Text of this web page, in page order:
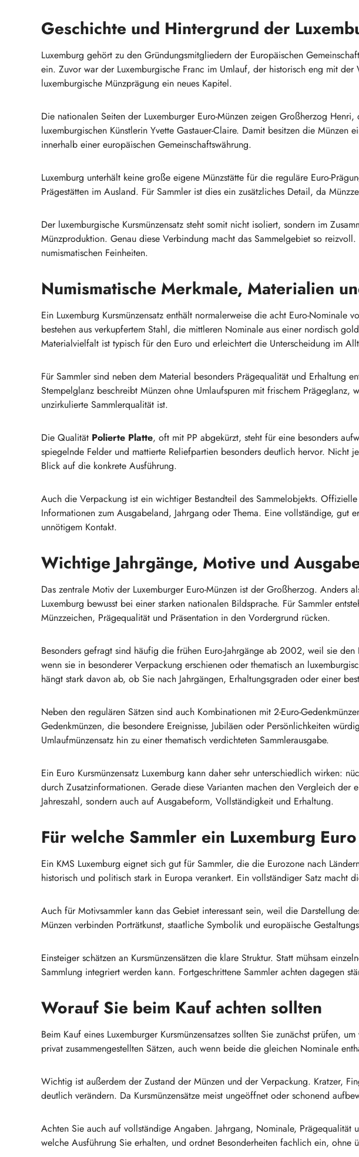
Geschichte und Hintergrund der
Luxemburg gehört zu den Gründungsmitgliedern der Europäischen
ein. Zuvor war der Luxemburgische Franc im Umlauf, der historisch eng mit
luxemburgische Münzprägung ein neues Kapitel.
Die nationalen Seiten der Luxemburger Euro-Münzen zeigen Großherzog
luxemburgischen Künstlerin Yvette Gastauer-Claire. Damit besitzen die
innerhalb einer europäischen Gemeinschaftswährung.
Luxemburg unterhält keine große eigene Münzstätte für die reguläre Euro-
Prägestätten im Ausland. Für Sammler ist dies ein zusätzliches Detail, da
Der luxemburgische Kursmünzensatz steht somit nicht isoliert, sondern im
Münzproduktion. Genau diese Verbindung macht das Sammelgebiet so
numismatischen Feinheiten.
Numismatische Merkmale, Materialien
Ein Luxemburg Kursmünzensatz enthält normalerweise die acht Euro-
bestehen aus verkupfertem Stahl, die mittleren Nominale aus einer nordisch
Materialvielfalt ist typisch für den Euro und erleichtert die Unterscheidung im
Für Sammler sind neben dem Material besonders Prägequalität und Erhaltung
Stempelglanz beschreibt Münzen ohne Umlaufspuren mit frischem Prägeglanz,
unzirkulierte Sammlerqualität ist.
Die Qualität Polierte Platte, oft mit PP abgekürzt, steht für eine besonders
spiegelnde Felder und mattierte Reliefpartien besonders deutlich hervor. Nicht
Blick auf die konkrete Ausführung.
Auch die Verpackung ist ein wichtiger Bestandteil des Sammelobjekts.
Informationen zum Ausgabeland, Jahrgang oder Thema. Eine vollständige,
unnötigem Kontakt.
Wichtige Jahrgänge, Motive und
Das zentrale Motiv der Luxemburger Euro-Münzen ist der Großherzog.
Luxemburg bewusst bei einer starken nationalen Bildsprache. Für Sammler
Münzzeichen, Prägequalität und Präsentation in den Vordergrund rücken.
Besonders gefragt sind häufig die frühen Euro-Jahrgänge ab 2002, weil sie
wenn sie in besonderer Verpackung erschienen oder thematisch an
hängt stark davon ab, ob Sie nach Jahrgängen, Erhaltungsgraden oder einer
Neben den regulären Sätzen sind auch Kombinationen mit 2-Euro-
Gedenkmünzen, die besondere Ereignisse, Jubiläen oder Persönlichkeiten
Umlaufmünzensatz hin zu einer thematisch verdichteten Sammlerausgabe.
Ein Euro Kursmünzensatz Luxemburg kann daher sehr unterschiedlich wirken:
durch Zusatzinformationen. Gerade diese Varianten machen den Vergleich
Jahreszahl, sondern auch auf Ausgabeform, Vollständigkeit und Erhaltung.
Für welche Sammler ein Luxemburg
Ein KMS Luxemburg eignet sich gut für Sammler, die die Eurozone nach
historisch und politisch stark in Europa verankert. Ein vollständiger Satz macht
Auch für Motivsammler kann das Gebiet interessant sein, weil die Darstellung
Münzen verbinden Porträtkunst, staatliche Symbolik und europäische
Einsteiger schätzen an Kursmünzensätzen die klare Struktur. Statt mühsam
Sammlung integriert werden kann. Fortgeschrittene Sammler achten dagegen
Worauf Sie beim Kauf achten sollten
Beim Kauf eines Luxemburger Kursmünzensatzes sollten Sie zunächst prüfen,
privat zusammengestellten Sätzen, auch wenn beide die gleichen Nominale
Wichtig ist außerdem der Zustand der Münzen und der Verpackung. Kratzer,
deutlich verändern. Da Kursmünzensätze meist ungeöffnet oder schonend
Achten Sie auch auf vollständige Angaben. Jahrgang, Nominale, Prägequalität
welche Ausführung Sie erhalten, und ordnet Besonderheiten fachlich ein, ohne